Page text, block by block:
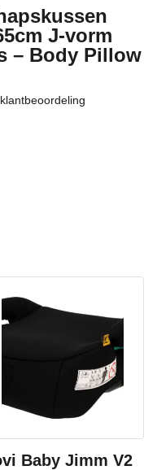
J-vorm
– Body Pillow
klantbeoordeling
Baby Jimm V2